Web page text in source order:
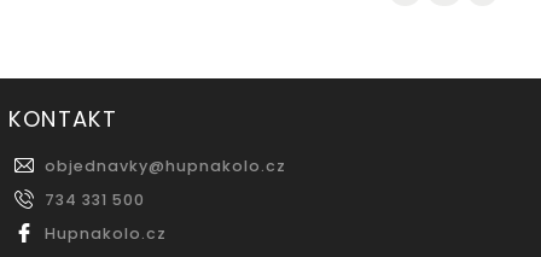
KONTAKT
objednavky@hupnakolo.cz
734 331 500
Hupnakolo.cz